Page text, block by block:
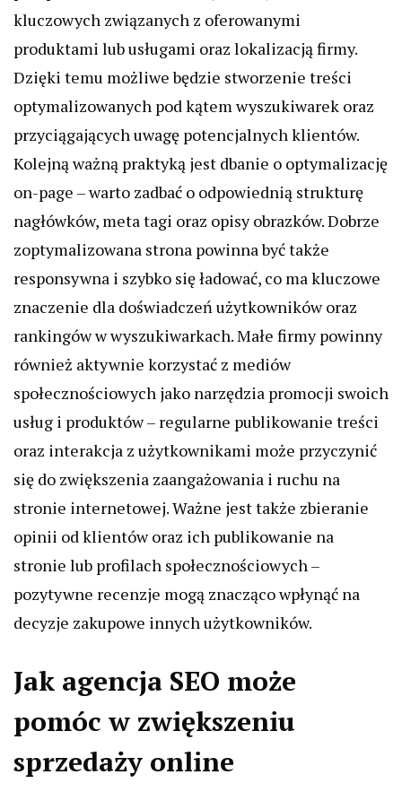
kluczowych związanych z oferowanymi
produktami lub usługami oraz lokalizacją firmy.
Dzięki temu możliwe będzie stworzenie treści
optymalizowanych pod kątem wyszukiwarek oraz
przyciągających uwagę potencjalnych klientów.
Kolejną ważną praktyką jest dbanie o optymalizację
on-page – warto zadbać o odpowiednią strukturę
nagłówków, meta tagi oraz opisy obrazków. Dobrze
zoptymalizowana strona powinna być także
responsywna i szybko się ładować, co ma kluczowe
znaczenie dla doświadczeń użytkowników oraz
rankingów w wyszukiwarkach. Małe firmy powinny
również aktywnie korzystać z mediów
społecznościowych jako narzędzia promocji swoich
usług i produktów – regularne publikowanie treści
oraz interakcja z użytkownikami może przyczynić
się do zwiększenia zaangażowania i ruchu na
stronie internetowej. Ważne jest także zbieranie
opinii od klientów oraz ich publikowanie na
stronie lub profilach społecznościowych –
pozytywne recenzje mogą znacząco wpłynąć na
decyzje zakupowe innych użytkowników.
Jak agencja SEO może
pomóc w zwiększeniu
sprzedaży online